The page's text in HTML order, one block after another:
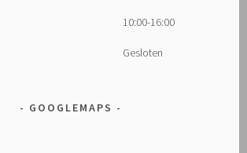
10:00-16:00
Gesloten
GOOGLEMAPS